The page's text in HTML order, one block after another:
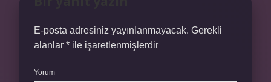
E-posta adresiniz yayınlanmayacak. Gerekli
alanlar * ile işaretlenmişlerdir
Yorum